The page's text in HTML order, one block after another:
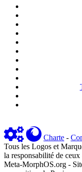
Charte -
Tous les Logos et
la responsabilité de
Meta-MorphOS.org -